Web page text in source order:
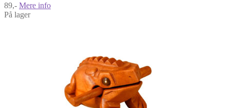
89,- Mere info
På lager